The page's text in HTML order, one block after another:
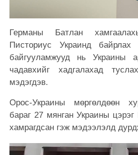
Германы Батлан
Писториус Украинд байрлах
байгууламжууд нь Украины
чадавхийг хадгалахад
мэдэгдэв.
Орос-Украины мөргөлдөөн
бараг 27 мянган Украины цэрэг
хамрагдсан гэж мэдээлэлд